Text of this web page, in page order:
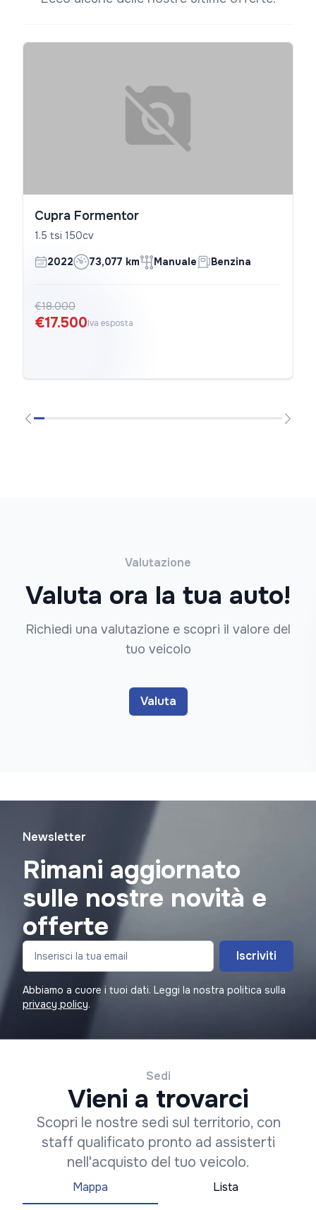
Cupra Formentor
1.5 tsi 150cv
2022 73,077 km Manuale Benzina
€18.000
€17.500Iva esposta
Valutazione
Valuta ora la tua auto!
Richiedi una valutazione e scopri il valore del
tuo veicolo
Valuta
Newsletter
Rimani aggiornato
sulle nostre novità e
offerte
Iscriviti
Abbiamo a cuore i tuoi dati. Leggi la nostra politica sulla
privacy policy.
Sedi
Vieni a trovarci
Scopri le nostre sedi sul territorio, con
staff qualificato pronto ad assisterti
nell'acquisto del tuo veicolo.
Mappa Lista